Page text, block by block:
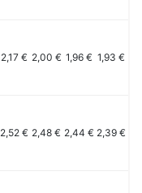
2,17 € 2,00 € 1,96 € 1,93 €
2,52 € 2,48 € 2,44 € 2,39 €